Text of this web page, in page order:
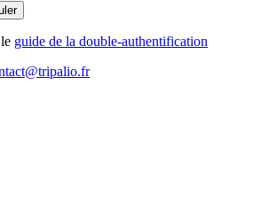
guide de la double-authentification